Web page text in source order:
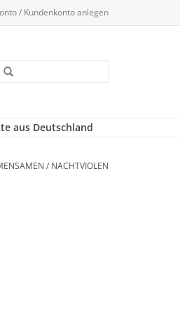
/ Kundenkonto anlegen
aus Deutschland
/ NACHTVIOLEN